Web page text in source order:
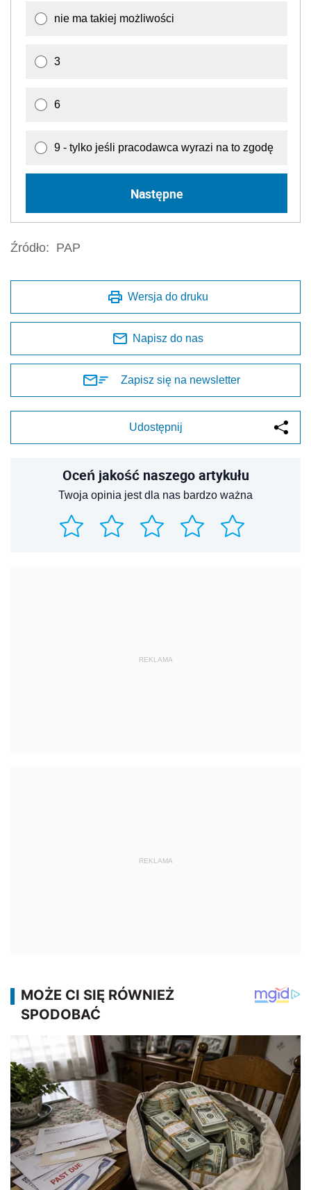
nie ma takiej możliwości
3
6
9 - tylko jeśli pracodawca wyrazi na to zgodę
Następne
Źródło: PAP
Wersja do druku
Napisz do nas
Zapisz się na newsletter
Udostępnij
Oceń jakość naszego artykułu
Twoja opinia jest dla nas bardzo ważna
REKLAMA
REKLAMA